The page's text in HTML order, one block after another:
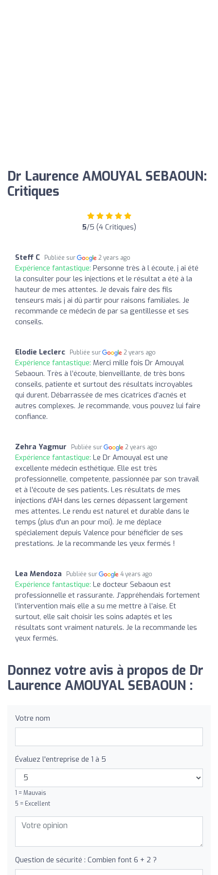
Dr Laurence AMOUYAL SEBAOUN:
Critiques
5/5 (4 Critiques)
Steff C Publiée sur 2 years ago
Expérience fantastique: Personne très à l écoute, j ai été
la consulter pour les injections et le résultat a été à la
hauteur de mes attentes. Je devais faire des fils
tenseurs mais j ai dû partir pour raisons familiales. Je
recommande ce médecin de par sa gentillesse et ses
conseils.
Elodie Leclerc Publiée sur 2 years ago
Expérience fantastique: Merci mille fois Dr Amouyal
Sebaoun. Très à l’écoute, bienveillante, de très bons
conseils, patiente et surtout des résultats incroyables
qui durent. Débarrassée de mes cicatrices d’acnés et
autres complexes. Je recommande, vous pouvez lui faire
confiance.
Zehra Yagmur Publiée sur 2 years ago
Expérience fantastique: Le Dr Amouyal est une
excellente médecin esthétique. Elle est très
professionnelle, competente, passionnée par son travail
et à l'écoute de ses patients. Les résultats de mes
injections d'AH dans les cernes dépassent largement
mes attentes. Le rendu est naturel et durable dans le
temps (plus d'un an pour moi). Je me déplace
spécialement depuis Valence pour bénéficier de ses
prestations. Je la recommande les yeux fermés !
Lea Mendoza Publiée sur 4 years ago
Expérience fantastique: Le docteur Sebaoun est
professionnelle et rassurante. J’appréhendais fortement
l’intervention mais elle a su me mettre à l’aise. Et
surtout, elle sait choisir les soins adaptés et les
résultats sont vraiment naturels. Je la recommande les
yeux fermés.
Donnez votre avis à propos de Dr
Laurence AMOUYAL SEBAOUN :
Votre nom
Évaluez l'entreprise de 1 à 5
1 = Mauvais
5 = Excellent
Question de sécurité : Combien font 6 + 2 ?